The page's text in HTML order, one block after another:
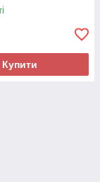
Купити